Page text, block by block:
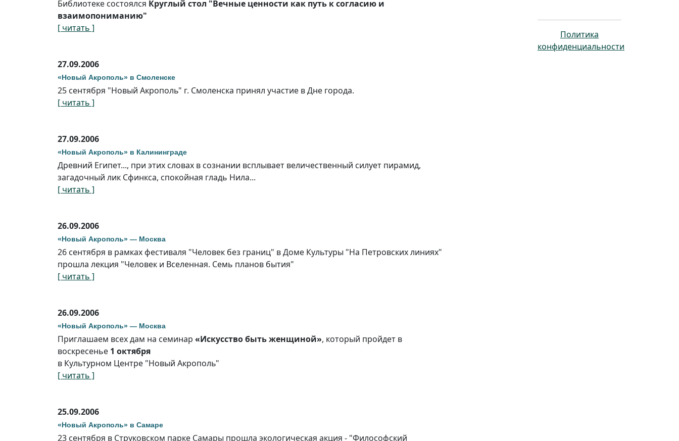
Библиотеке состоялся Круглый стол "Вечные ценности как путь к согласию и
взаимопониманию"
[ читать ]
27.09.2006
«Новый Акрополь» в Смоленске
25 сентября "Новый Акрополь" г. Смоленска принял участие в Дне города.
[ читать ]
27.09.2006
«Новый Акрополь» в Калининграде
Древний Египет..., при этих словах в сознании всплывает величественный силует пирамид,
загадочный лик Сфинкса, спокойная гладь Нила...
[ читать ]
26.09.2006
«Новый Акрополь» — Москва
26 сентября в рамках фестиваля "Человек без границ" в Доме Культуры "На Петровских линиях"
прошла лекция "Человек и Вселенная. Семь планов бытия"
[ читать ]
26.09.2006
«Новый Акрополь» — Москва
Приглашаем всех дам на семинар «Искусство быть женщиной», который пройдет в
воскресенье 1 октября
в Культурном Центре "Новый Акрополь"
[ читать ]
25.09.2006
«Новый Акрополь» в Самаре
23 сентября в Струковском парке Самары прошла экологическая акция - "Философский
Политика
конфиденциальности